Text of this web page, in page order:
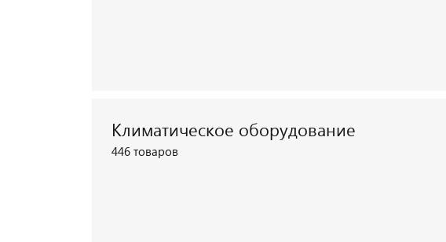
Посмотреть каталог
Климатическое оборудование
446 товаров